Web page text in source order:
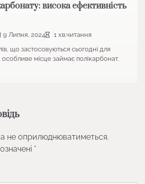
висока ефективність
9 Липня, 2024
1 хв.читання
що застосовуються сьогодні для
місце займає полікарбонат.
не оприлюднюватиметься.
*